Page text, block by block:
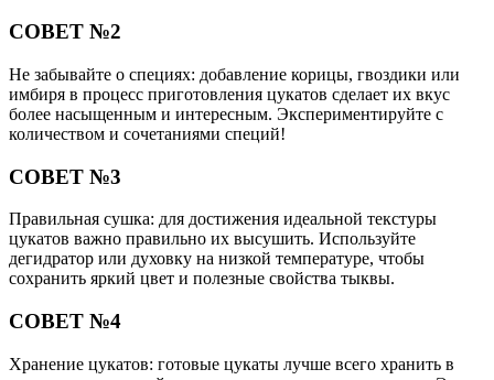
СОВЕТ №2
Не забывайте о специях: добавление корицы, гвоздики или
имбиря в процесс приготовления цукатов сделает их вкус
более насыщенным и интересным. Экспериментируйте с
количеством и сочетаниями специй!
СОВЕТ №3
Правильная сушка: для достижения идеальной текстуры
цукатов важно правильно их высушить. Используйте
дегидратор или духовку на низкой температуре, чтобы
сохранить яркий цвет и полезные свойства тыквы.
СОВЕТ №4
Хранение цукатов: готовые цукаты лучше всего хранить в